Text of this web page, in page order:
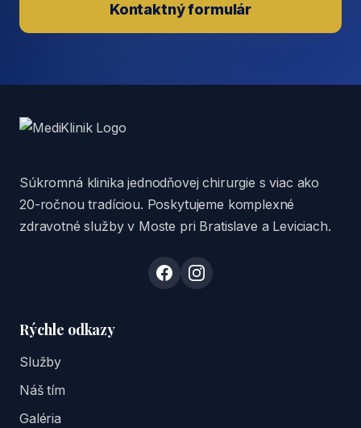
Kontaktný formulár
Súkromná klinika jednodňovej chirurgie s viac ako
20-ročnou tradíciou. Poskytujeme komplexné
zdravotné služby v Moste pri Bratislave a Leviciach.
Rýchle odkazy
Služby
Náš tím
Galéria